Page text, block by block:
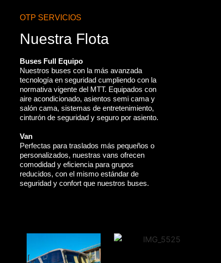
OTP SERVICIOS
Nuestra Flota
Buses Full Equipo
Nuestros buses con la más avanzada
tecnología en seguridad cumpliendo con la
normativa vigente del MTT. Equipados con
aire acondicionado, asientos semi cama y
salón cama, sistemas de entretenimiento,
cinturón de seguridad y seguro por asiento.
Van
Perfectas para traslados más pequeños o
personalizados, nuestras vans ofrecen
comodidad y eficiencia para grupos
reducidos, con el mismo estándar de
seguridad y confort que nuestros buses.